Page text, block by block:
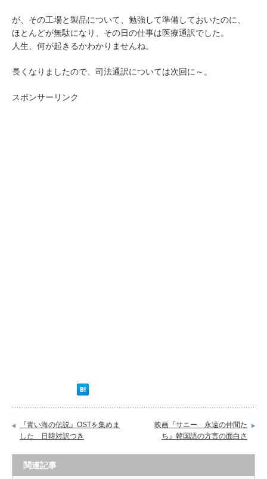
が、その工場と製品について、勉強して準備しておいたのに、
ほとんどが無駄になり、その日の仕事は医療通訳でした。
人生、何が起きるかわかりませんね。
長くなりましたので、司法通訳については次回に～。
スポンサーリンク
『青い海の伝説』OSTを集めま
した 日韓対訳つき
映画『サニー 永遠の仲間た
ち』韓国語の方言の面白さ
関連記事